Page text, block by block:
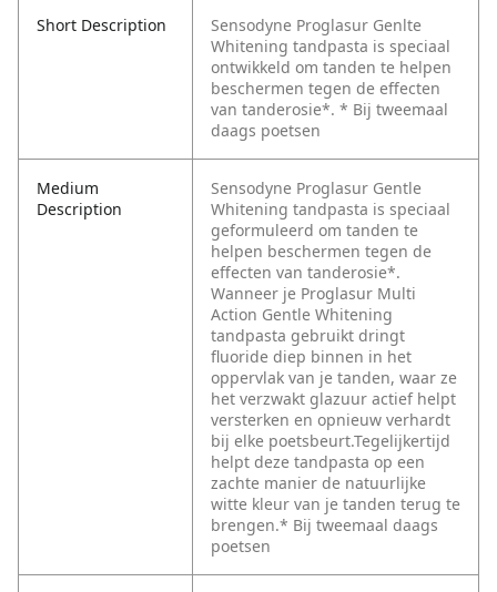
Short Description
Sensodyne Proglasur Genlte
Whitening tandpasta is speciaal
ontwikkeld om tanden te helpen
beschermen tegen de effecten
van tanderosie*. * Bij tweemaal
daags poetsen
Medium
Description
Sensodyne Proglasur Gentle
Whitening tandpasta is speciaal
geformuleerd om tanden te
helpen beschermen tegen de
effecten van tanderosie*.
Wanneer je Proglasur Multi
Action Gentle Whitening
tandpasta gebruikt dringt
fluoride diep binnen in het
oppervlak van je tanden, waar ze
het verzwakt glazuur actief helpt
versterken en opnieuw verhardt
bij elke poetsbeurt.Tegelijkertijd
helpt deze tandpasta op een
zachte manier de natuurlijke
witte kleur van je tanden terug te
brengen.* Bij tweemaal daags
poetsen